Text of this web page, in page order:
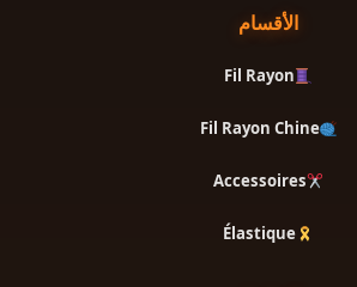
الأقسام
Fil Rayon
Fil Rayon Chine
Accessoires
Élastique